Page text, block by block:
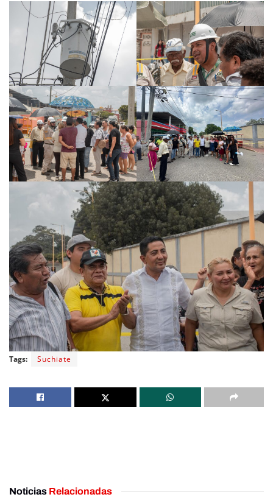
Tags: Suchiate
Noticias Relacionadas